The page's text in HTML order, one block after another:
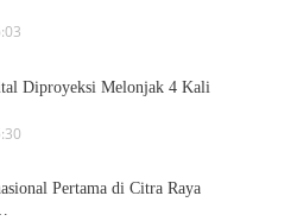
Diproyeksi Melonjak 4 Kali
Pertama di Citra Raya